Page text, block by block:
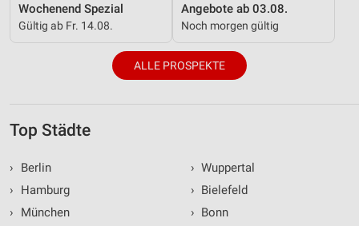
Wochenend Spezial
Gültig ab Fr. 14.08.
Angebote ab 03.08.
Noch morgen gültig
ALLE PROSPEKTE
Top Städte
›
Berlin
›
Hamburg
›
München
› Wuppertal
› Bielefeld
› Bonn